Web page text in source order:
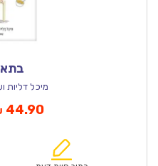
מיכל דליות
44.90המחיר
הוא: